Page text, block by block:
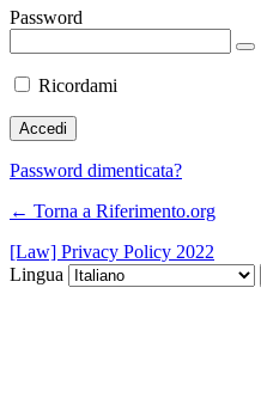
Password
Ricordami
Password dimenticata?
← Torna a Riferimento.org
[Law] Privacy Policy 2022
Lingua